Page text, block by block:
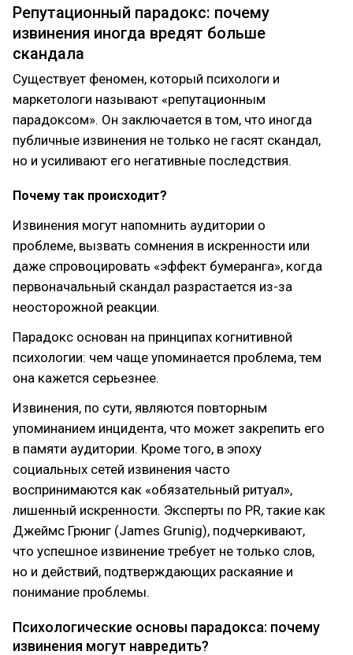
Репутационный парадокс: почему
извинения иногда вредят больше
скандала
Существует феномен, который психологи и
маркетологи называют «репутационным
парадоксом». Он заключается в том, что иногда
публичные извинения не только не гасят скандал,
но и усиливают его негативные последствия.
Почему так происходит?
Извинения могут напомнить аудитории о
проблеме, вызвать сомнения в искренности или
даже спровоцировать «эффект бумеранга», когда
первоначальный скандал разрастается из-за
неосторожной реакции.
Парадокс основан на принципах когнитивной
психологии: чем чаще упоминается проблема, тем
она кажется серьезнее.
Извинения, по сути, являются повторным
упоминанием инцидента, что может закрепить его
в памяти аудитории. Кроме того, в эпоху
социальных сетей извинения часто
воспринимаются как «обязательный ритуал»,
лишенный искренности. Эксперты по PR, такие как
Джеймс Грюниг (James Grunig), подчеркивают,
что успешное извинение требует не только слов,
но и действий, подтверждающих раскаяние и
понимание проблемы.
Психологические основы парадокса: почему
извинения могут навредить?